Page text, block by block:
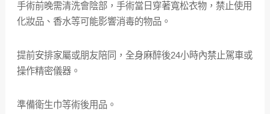
手術前晚需清洗會陰部，手術當日穿著寬松衣物，禁止使用
化妝品、香水等可能影響消毒的物品。
提前安排家屬或朋友陪同，全身麻醉後24小時內禁止駕車或
操作精密儀器。
準備衛生巾等術後用品。